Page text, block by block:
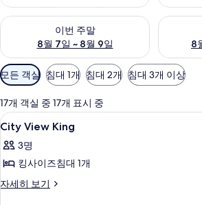
이번 주말
8월 7일 ~ 8월 9일
이번 주말 예약 가능 여부 확인, 8월 7일 ~ 8
8
다음 주
객
실
에
사
용
가
능
필
모든 객실 침대 1개 침대 2개 침대 3개 이상
17개 객실 중 17개 표시 중
City
View
King
사
진
객실 내 금
8
City View King
3명
킹사이즈침대 1개
자세히 보기
City